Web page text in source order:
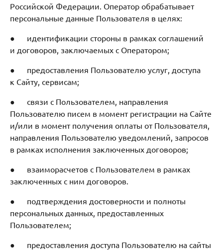
Российской Федерации. Оператор обрабатывает
персональные данные Пользователя в целях:
● идентификации стороны в рамках соглашений
и договоров, заключаемых с Оператором;
● предоставления Пользователю услуг, доступа
к Сайту, сервисам;
● связи с Пользователем, направления
Пользователю писем в момент регистрации на Сайте
и/или в момент получения оплаты от Пользователя,
направления Пользователю уведомлений, запросов
в рамках исполнения заключенных договоров;
● взаиморасчетов с Пользователем в рамках
заключенных с ним договоров.
● подтверждения достоверности и полноты
персональных данных, предоставленных
Пользователем;
● предоставления доступа Пользователю на сайты